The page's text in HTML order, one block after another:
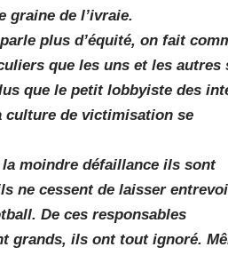
graine de l’ivraie.
plus d’équité, on fait
que les uns et les autres
que le petit lobbyiste des
culture de victimisation se
moindre défaillance ils sont
ne cessent de laisser
De ces responsables
grands, ils ont tout ignoré.